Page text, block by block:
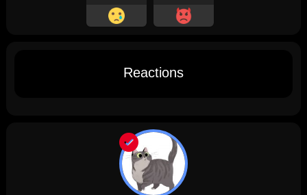
Reactions